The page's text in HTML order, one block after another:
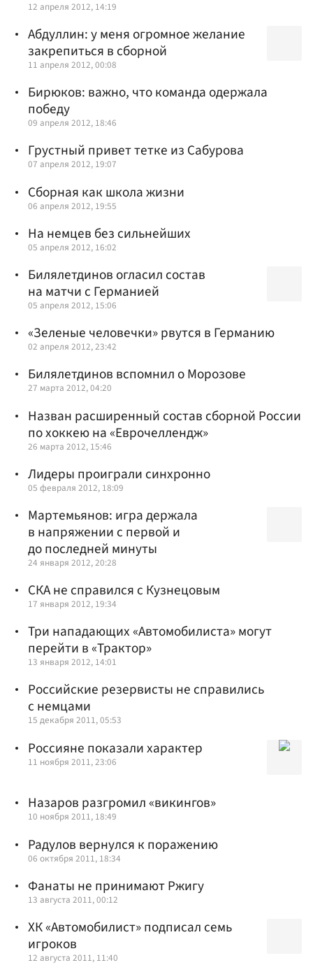
12 апреля 2012, 14:19
Абдуллин: у меня огромное желание
закрепиться в сборной
11 апреля 2012, 00:08
Бирюков: важно, что команда одержала
победу
09 апреля 2012, 18:46
Грустный привет тетке из Сабурова
07 апреля 2012, 19:07
Сборная как школа жизни
06 апреля 2012, 19:55
На немцев без сильнейших
05 апреля 2012, 16:02
Билялетдинов огласил состав
на матчи с Германией
05 апреля 2012, 15:06
«Зеленые человечки» рвутся в Германию
02 апреля 2012, 23:42
Билялетдинов вспомнил о Морозове
27 марта 2012, 04:20
Назван расширенный состав сборной России
по хоккею на «Еврочеллендж»
26 марта 2012, 15:46
Лидеры проиграли синхронно
05 февраля 2012, 18:09
Мартемьянов: игра держала
в напряжении с первой и
до последней минуты
24 января 2012, 20:28
СКА не справился с Кузнецовым
17 января 2012, 19:34
Три нападающих «Автомобилиста» могут
перейти в «Трактор»
13 января 2012, 14:01
Российские резервисты не справились
с немцами
15 декабря 2011, 05:53
Россияне показали характер
11 ноября 2011, 23:06
Назаров разгромил «викингов»
10 ноября 2011, 18:49
Радулов вернулся к поражению
06 октября 2011, 18:34
Фанаты не принимают Ржигу
13 августа 2011, 00:12
ХК «Автомобилист» подписал семь
игроков
12 августа 2011, 11:40